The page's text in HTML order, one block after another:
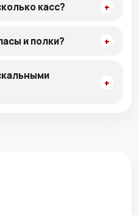
касс?
и полки?